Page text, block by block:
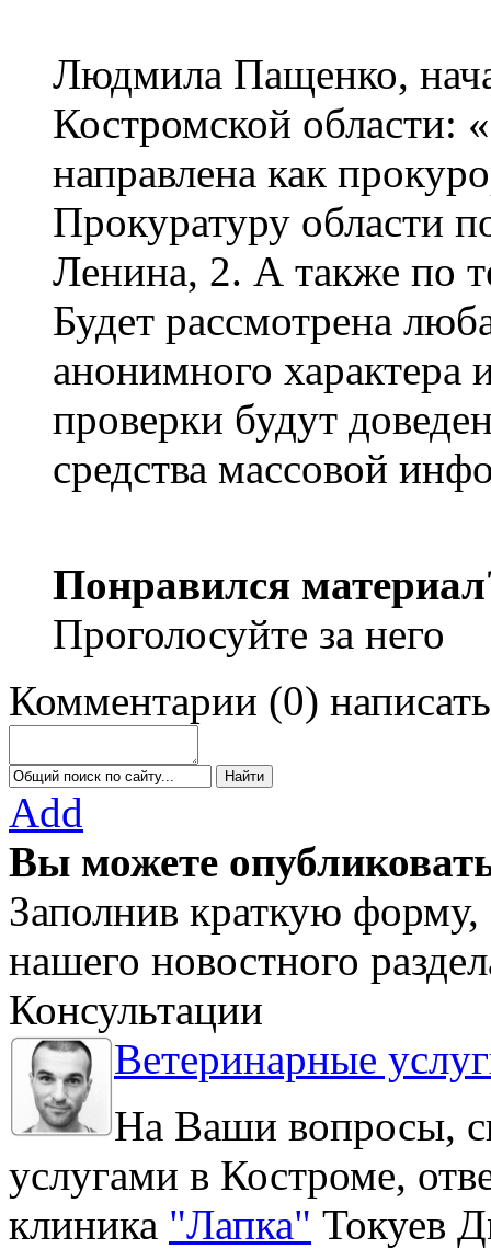
Людмила Пащенко,
Костромской
направлена как
Прокуратуру области
Ленина, 2. А также по
Будет рассмотрена
анонимного характера
проверки будут
средства массовой
Понравился
Проголосуйте за него
Комментарии (0) написать
Add
Вы можете
Заполнив краткую
нашего новостного
Консультации
Ветеринарные
На Ваши вопросы,
услугами в Костроме,
клиника "Лапка" Токуев